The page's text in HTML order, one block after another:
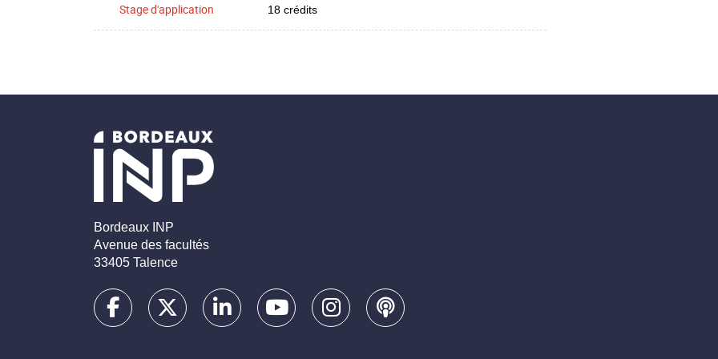
Stage d'application 18 crédits
Bordeaux INP
Avenue des facultés
33405 Talence